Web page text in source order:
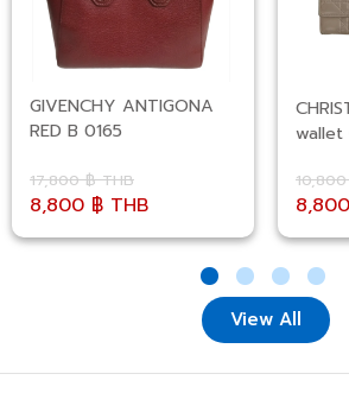
GIVENCHY ANTIGONA
RED B 0165
17,800 ฿ THB
8,800 ฿ THB
wallet
View All